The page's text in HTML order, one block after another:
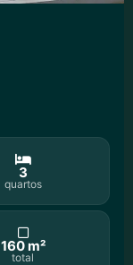
3
quartos
160 m²
total